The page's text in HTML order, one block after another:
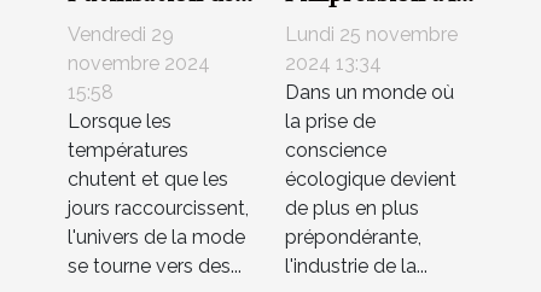
tissus
matelassés dans
la mode
hivernale
Vendredi 29
novembre 2024
15:58
Lorsque les
températures
chutent et que les
jours raccourcissent,
l'univers de la mode
se tourne vers des...
demande
favorise une
mode durable et
éthique
Lundi 25 novembre
2024 13:34
Dans un monde où
la prise de
conscience
écologique devient
de plus en plus
prépondérante,
l'industrie de la...